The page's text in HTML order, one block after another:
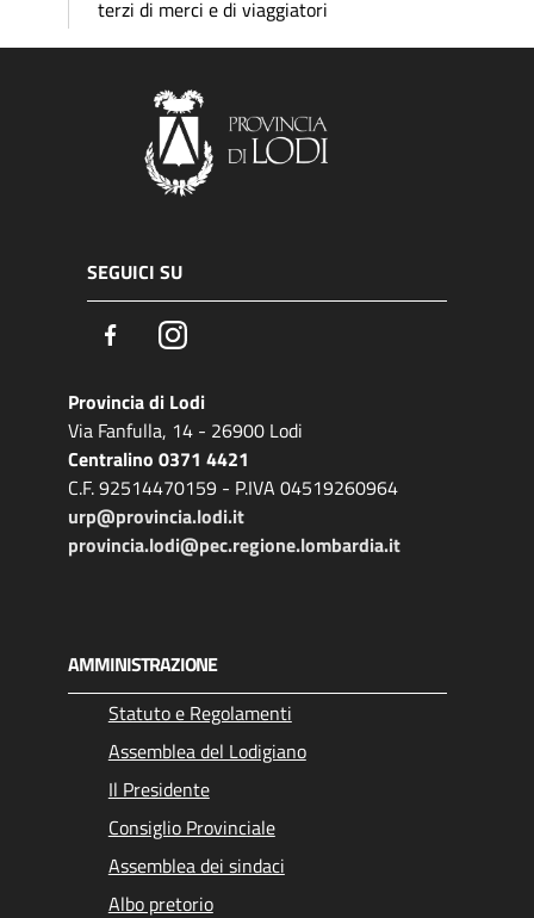
terzi di merci e di viaggiatori
SEGUICI SU
FacebookInstagram
Provincia di Lodi
Via Fanfulla, 14 - 26900 Lodi
Centralino 0371 4421
C.F. 92514470159 - P.IVA 04519260964
urp@provincia.lodi.it
provincia.lodi@pec.regione.lombardia.it
AMMINISTRAZIONE
Statuto e Regolamenti
Assemblea del Lodigiano
Il Presidente
Consiglio Provinciale
Assemblea dei sindaci
Albo pretorio